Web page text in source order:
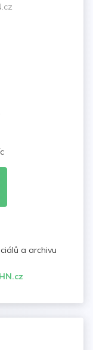
a archivu